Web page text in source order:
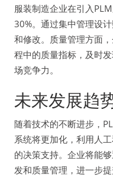
服装制造企业在引入
30%。通过集中管理设
和修改。质量管理方面
程中的质量指标，及时
场竞争力。
未来发展趋
随着技术的不断进步，
系统将更加化，利用人
的决策支持。企业将能
发和质量管理，进一步提